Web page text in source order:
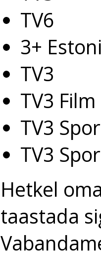
TV6
3+
TV3
TV3 Film
TV3
TV3
Hetkel
taastada